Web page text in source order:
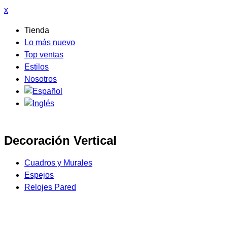
x
Tienda
Lo más nuevo
Top ventas
Estilos
Nosotros
Decoración Vertical
Cuadros y Murales
Espejos
Relojes Pared